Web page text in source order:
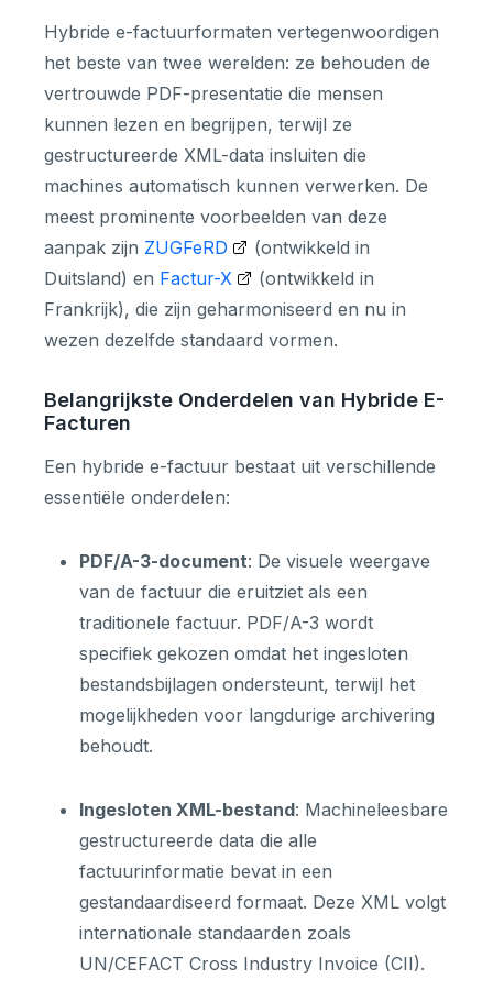
Hybride e-factuurformaten vertegenwoordigen
het beste van twee werelden: ze behouden de
vertrouwde PDF-presentatie die mensen
kunnen lezen en begrijpen, terwijl ze
gestructureerde XML-data insluiten die
machines automatisch kunnen verwerken. De
meest prominente voorbeelden van deze
aanpak zijn ZUGFeRD
(ontwikkeld in
Duitsland) en Factur-X
(ontwikkeld in
Frankrijk), die zijn geharmoniseerd en nu in
wezen dezelfde standaard vormen.
Belangrijkste Onderdelen van Hybride E-
Facturen
Een hybride e-factuur bestaat uit verschillende
essentiële onderdelen:
PDF/A-3-document: De visuele weergave
van de factuur die eruitziet als een
traditionele factuur. PDF/A-3 wordt
specifiek gekozen omdat het ingesloten
bestandsbijlagen ondersteunt, terwijl het
mogelijkheden voor langdurige archivering
behoudt.
Ingesloten XML-bestand: Machineleesbare
gestructureerde data die alle
factuurinformatie bevat in een
gestandaardiseerd formaat. Deze XML volgt
internationale standaarden zoals
UN/CEFACT Cross Industry Invoice (CII).